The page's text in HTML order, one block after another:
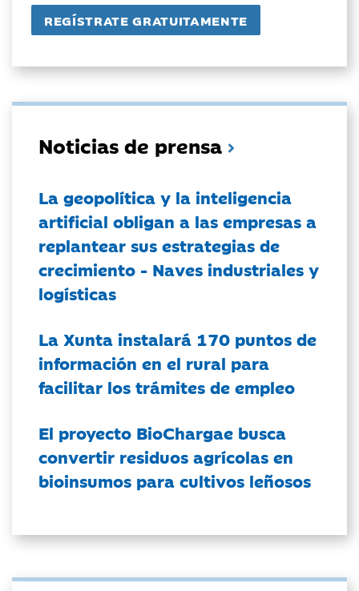
Noticias de prensa
La geopolítica y la inteligencia
artificial obligan a las empresas a
replantear sus estrategias de
crecimiento - Naves industriales y
logísticas
La Xunta instalará 170 puntos de
información en el rural para
facilitar los trámites de empleo
El proyecto BioChargae busca
convertir residuos agrícolas en
bioinsumos para cultivos leñosos